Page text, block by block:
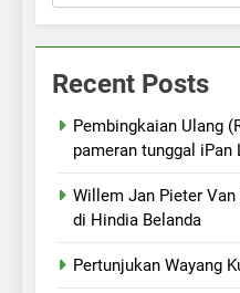
Recent Posts
Pembingkaian Ulang
pameran tunggal iPan
Willem Jan Pieter
di Hindia Belanda
Pertunjukan Wayang